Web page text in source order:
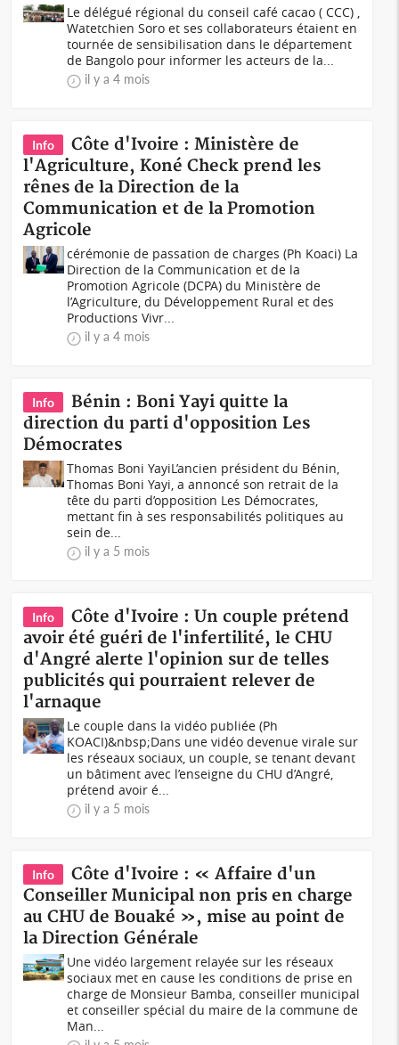
Le délégué régional du conseil café cacao ( CCC) ,
Watetchien Soro et ses collaborateurs étaient en
tournée de sensibilisation dans le département
de Bangolo pour informer les acteurs de la...
il y a 4 mois
Info
Côte d'Ivoire : Ministère de
l'Agriculture, Koné Check prend les
rênes de la Direction de la
Communication et de la Promotion
Agricole
cérémonie de passation de charges (Ph Koaci) La
Direction de la Communication et de la
Promotion Agricole (DCPA) du Ministère de
l’Agriculture, du Développement Rural et des
Productions Vivr...
il y a 4 mois
Info
Bénin : Boni Yayi quitte la
direction du parti d'opposition Les
Démocrates
Thomas Boni YayiL’ancien président du Bénin,
Thomas Boni Yayi, a annoncé son retrait de la
tête du parti d’opposition Les Démocrates,
mettant fin à ses responsabilités politiques au
sein de...
il y a 5 mois
Info
Côte d'Ivoire : Un couple prétend
avoir été guéri de l'infertilité, le CHU
d'Angré alerte l'opinion sur de telles
publicités qui pourraient relever de
l'arnaque
Le couple dans la vidéo publiée (Ph
KOACI)&nbsp;Dans une vidéo devenue virale sur
les réseaux sociaux, un couple, se tenant devant
un bâtiment avec l’enseigne du CHU d’Angré,
prétend avoir é...
il y a 5 mois
Info
Côte d'Ivoire : « Affaire d'un
Conseiller Municipal non pris en charge
au CHU de Bouaké », mise au point de
la Direction Générale
Une vidéo largement relayée sur les réseaux
sociaux met en cause les conditions de prise en
charge de Monsieur Bamba, conseiller municipal
et conseiller spécial du maire de la commune de
Man...